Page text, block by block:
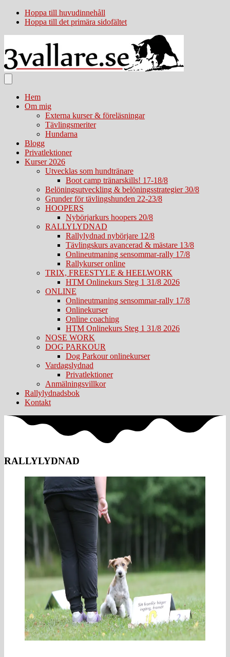
Hoppa till huvudinnehåll
Hoppa till det primära sidofältet
Hem
Om mig
Externa kurser & föreläsningar
Tävlingsmeriter
Hundarna
Blogg
Privatlektioner
Kurser 2026
Utvecklas som hundtränare
Boot camp tränarskills! 17-18/8
Belöningsutveckling & belöningsstrategier 30/8
Grunder för tävlingshunden 22-23/8
HOOPERS
Nybörjarkurs hoopers 20/8
RALLYLYDNAD
Rallylydnad nybörjare 12/8
Tävlingskurs avancerad & mästare 13/8
Onlineutmaning sensommar-rally 17/8
Rallykurser online
TRIX, FREESTYLE & HEELWORK
HTM Onlinekurs Steg 1 31/8 2026
ONLINE
Onlineutmaning sensommar-rally 17/8
Onlinekurser
Online coaching
HTM Onlinekurs Steg 1 31/8 2026
NOSE WORK
DOG PARKOUR
Dog Parkour onlinekurser
Vardagslydnad
Privatlektioner
Anmälningsvillkor
Rallylydnadsbok
Kontakt
RALLYLYDNAD